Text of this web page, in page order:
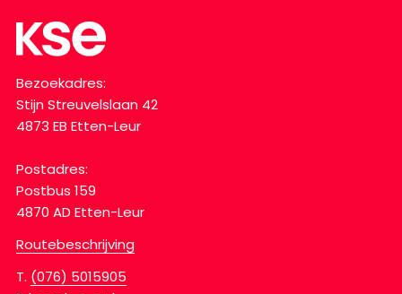
Bezoekadres:
Stijn Streuvelslaan 42
4873 EB Etten-Leur
Postadres:
Postbus 159
4870 AD Etten-Leur
Routebeschrijving
T. (076) 5015905